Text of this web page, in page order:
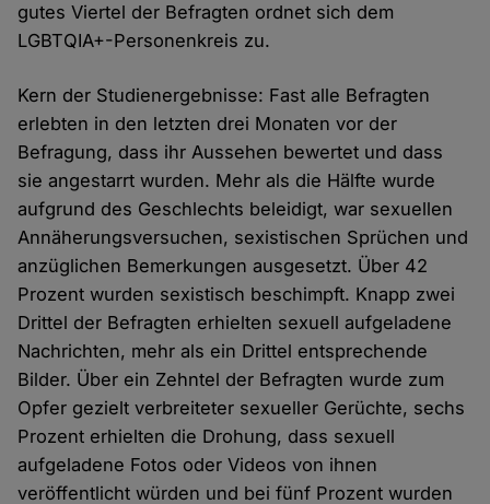
gutes Viertel der Befragten ordnet sich dem
LGBTQIA+-Personenkreis zu.
Kern der Studienergebnisse: Fast alle Befragten
erlebten in den letzten drei Monaten vor der
Befragung, dass ihr Aussehen bewertet und dass
sie angestarrt wurden. Mehr als die Hälfte wurde
aufgrund des Geschlechts beleidigt, war sexuellen
Annäherungsversuchen, sexistischen Sprüchen und
anzüglichen Bemerkungen ausgesetzt. Über 42
Prozent wurden sexistisch beschimpft. Knapp zwei
Drittel der Befragten erhielten sexuell aufgeladene
Nachrichten, mehr als ein Drittel entsprechende
Bilder. Über ein Zehntel der Befragten wurde zum
Opfer gezielt verbreiteter sexueller Gerüchte, sechs
Prozent erhielten die Drohung, dass sexuell
aufgeladene Fotos oder Videos von ihnen
veröffentlicht würden und bei fünf Prozent wurden